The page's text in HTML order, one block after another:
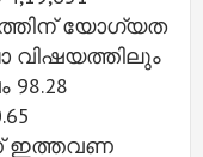
യോഗ്യത
വിഷയത്തിലും
ഇത്തവണ